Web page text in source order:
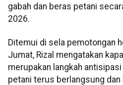
gabah dan beras petani
2026.
Ditemui di sela pemotongan
Jumat, Rizal mengatakan
merupakan langkah
petani terus berlangsung